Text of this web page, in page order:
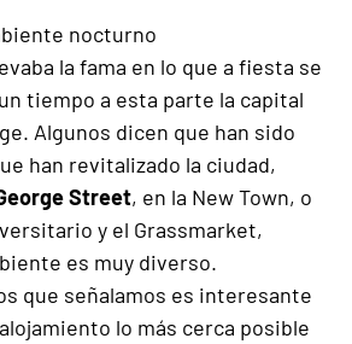
la fama en lo que a fiesta se
tiempo a esta parte la capital
Algunos dicen que han sido
han revitalizado la ciudad,
Street, en la New Town, o
y el Grassmarket,
es muy diverso.
que señalamos es interesante
lo más cerca posible